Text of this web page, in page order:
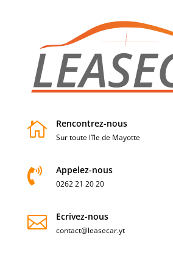
 Rencontrez-nous
Sur toute l’île de Mayotte
 Appelez-nous
0262 21 20 20
 Ecrivez-nous
contact@leasecar.yt